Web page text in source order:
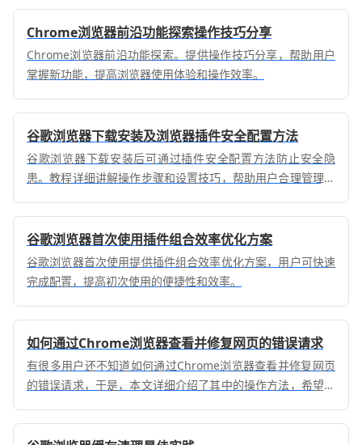
Chrome浏览器前沿功能探索操作技巧分享
Chrome浏览器前沿功能探索。提供操作技巧分享，帮助用户
掌握新功能，提高浏览器使用体验和操作效率。
谷歌浏览器下载安装及浏览器插件安全配置方法
谷歌浏览器下载安装后可通过插件安全配置方法防止安全隐
患。教程详细讲解操作步骤和设置技巧，帮助用户合理管理插
谷歌浏览器首次使用插件组合效率优化方案
谷歌浏览器首次使用提供插件组合效率优化方案，用户可快速
完成配置，提高初次使用的便捷性和效率。
如何通过Chrome浏览器查看并修复网页的错误请求
有很多用户还不知道如何通过Chrome浏览器查看并修复网页
的错误请求，于是，本文详细介绍了其中的操作方法，希望可